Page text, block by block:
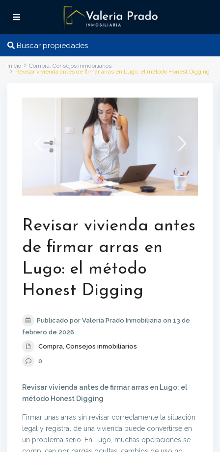
Buscar propiedades
Inicio Compra, Consejos inmobiliarios
Revisar vivienda antes de firmar arras en Lugo: el método Honest Digging
Revisar vivienda antes
de firmar arras en
Lugo: el método
Honest Digging
Publicado por Valeria Prado Inmobiliaria on 13 de
febrero de 2026
Compra, Consejos inmobiliarios
0
Revisar vivienda antes de firmar arras en Lugo: el
método Honest Digging
Firmar unas arras sin revisar correctamente la situación
legal y registral de una vivienda puede convertirse en
un problema serio. En Lugo, muchas operaciones se